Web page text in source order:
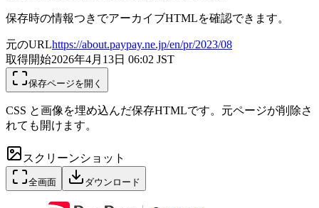
保存時の情報つきでアーカイブHTMLを確認できます。
元のURLhttps://about.paypay.ne.jp/en/pr/2023/08
取得開始2026年4月13日 06:02 JST
保存ページを開く
CSS と画像を埋め込んだ保存HTMLです。元ページが削除さ
れても開けます。
スクリーンショット
全画面 ダウンロード